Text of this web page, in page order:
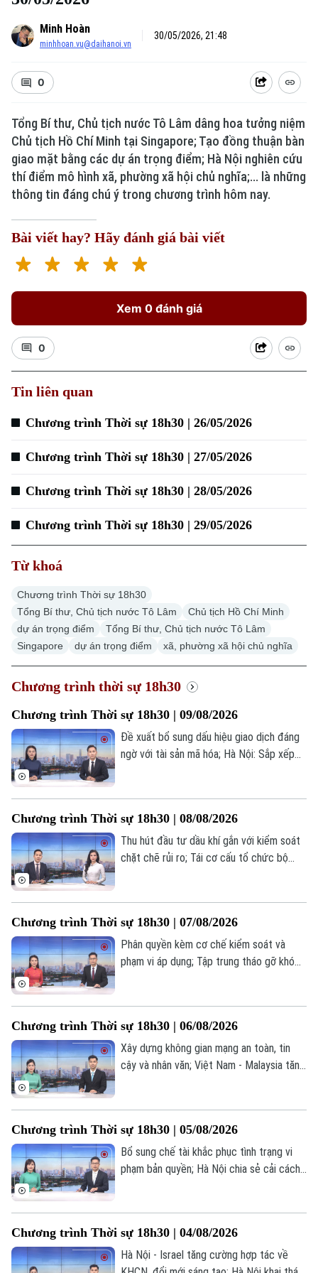
Chuyên mục
Thời sự
Hà Nội
Chính trị
Xã hội
Công nghệ
Hà Nội
Nhịp sống Hà Nội
Người Hà Nội
Khoảnh khắc Hà Nội
Ẩm thực
Thế giới
Tin tức
Hồ sơ
Kinh tế
Tin tức
Cafe sáng
Nhà đất
Tin tức
Minh Hoàn
minhhoan.vu@daihanoi.vn
30/05/2026, 21:48
0
Tổng Bí thư, Chủ tịch nước Tô Lâm dâng hoa tưởng niệm
Chủ tịch Hồ Chí Minh tại Singapore; Tạo đồng thuận bàn
giao mặt bằng các dự án trọng điểm; Hà Nội nghiên cứu
thí điểm mô hình xã, phường xã hội chủ nghĩa;... là những
thông tin đáng chú ý trong chương trình hôm nay.
Bài viết hay? Hãy đánh giá bài viết
Xem 0 đánh giá
0
Tin liên quan
Chương trình Thời sự 18h30 | 26/05/2026
Chương trình Thời sự 18h30 | 27/05/2026
Chương trình Thời sự 18h30 | 28/05/2026
Chương trình Thời sự 18h30 | 29/05/2026
Từ khoá
Chương trình Thời sự 18h30
Tổng Bí thư, Chủ tịch nước Tô Lâm
Chủ tịch Hồ Chí Minh
dự án trọng điểm
Tổng Bí thư, Chủ tịch nước Tô Lâm
Singapore
dự án trọng điểm xã, phường xã hội chủ nghĩa
Chương trình thời sự 18h30
Chương trình Thời sự 18h30 | 09/08/2026
Đề xuất bổ sung dấu hiệu giao dịch đáng
ngờ với tài sản mã hóa; Hà Nội: Sắp xếp
là một số nội dung đáng chú ý trong
chương trình hôm nay.
Chương trình Thời sự 18h30 | 08/08/2026
Thu hút đầu tư dầu khí gắn với kiểm soát
chặt chẽ rủi ro; Tái cơ cấu tổ chức bộ
số nội dung đáng chú ý trong chương
trình hôm nay.
Chương trình Thời sự 18h30 | 07/08/2026
Phân quyền kèm cơ chế kiểm soát và
phạm vi áp dụng; Tập trung tháo gỡ khó
số nội dung đáng chú ý trong chương
trình hôm nay.
Chương trình Thời sự 18h30 | 06/08/2026
Xây dựng không gian mạng an toàn, tin
cậy và nhân văn; Việt Nam - Malaysia tăng
trình hôm nay.
Chương trình Thời sự 18h30 | 05/08/2026
Bổ sung chế tài khắc phục tình trạng vi
phạm bản quyền; Hà Nội chia sẻ cải cách
Argentina;... là một số nội dung đáng chú ý
trong chương trình hôm nay.
Chương trình Thời sự 18h30 | 04/08/2026
Hà Nội - Israel tăng cường hợp tác về